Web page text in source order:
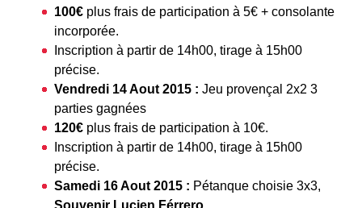
100€ plus frais de participation à 5€ + consolante
incorporée.
Inscription à partir de 14h00, tirage à 15h00
précise.
Vendredi 14 Aout 2015 : Jeu provençal 2x2 3
parties gagnées
120€ plus frais de participation à 10€.
Inscription à partir de 14h00, tirage à 15h00
précise.
Samedi 16 Aout 2015 : Pétanque choisie 3x3,
Souvenir Lucien Férrero